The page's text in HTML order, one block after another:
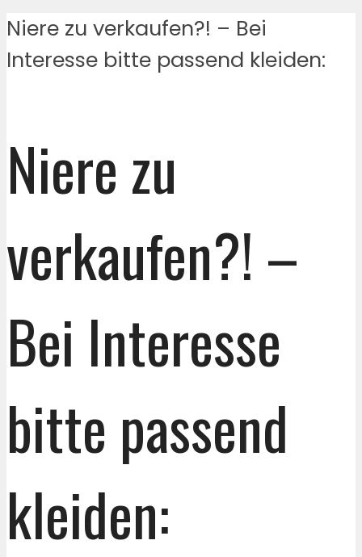
Niere zu verkaufen?! – Bei
Interesse bitte passend kleiden:
Niere zu
verkaufen?! –
Bei Interesse
bitte passend
kleiden: